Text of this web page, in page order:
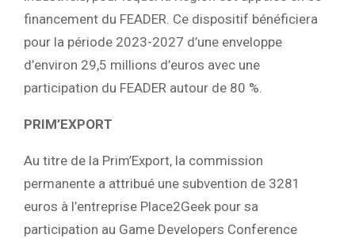
financement du FEADER. Ce dispositif bénéficiera
pour la période 2023-2027 d’une enveloppe
d’environ 29,5 millions d’euros avec une
participation du FEADER autour de 80 %.
PRIM’EXPORT
Au titre de la Prim’Export, la commission
permanente a attribué une subvention de 3281
euros à l’entreprise Place2Geek pour sa
participation au Game Developers Conference